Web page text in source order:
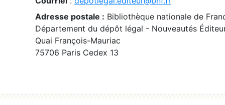
Adresse postale : Bibliothèque nationale de
Département du dépôt légal - Nouveautés
Quai François-Mauriac
75706 Paris Cedex 13